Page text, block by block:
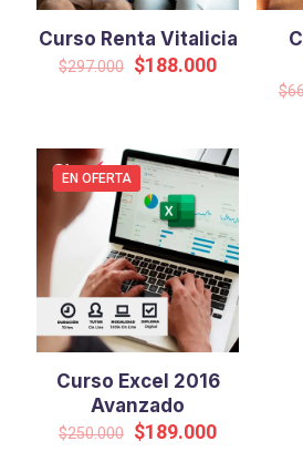
Curso Renta Vitalicia
$297.000 El
$297.000.
$188.000El
$188.000.
$
EN OFERTA
Curso Excel 2016
Avanzado
$250.000 El
$189.000El